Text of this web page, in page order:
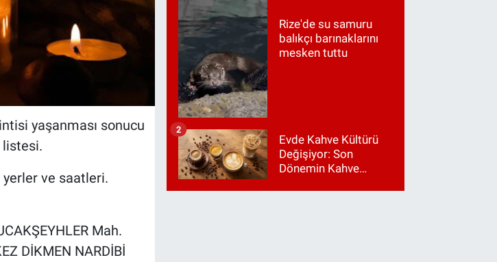
yaşanması sonucu
ve saatleri.
Mah.
DİKMEN NARDİBİ
Rize'de su samuru
balıkçı barınaklarını
mesken tuttu
Evde Kahve Kültürü
Değişiyor: Son
Dönemin Kahve
2